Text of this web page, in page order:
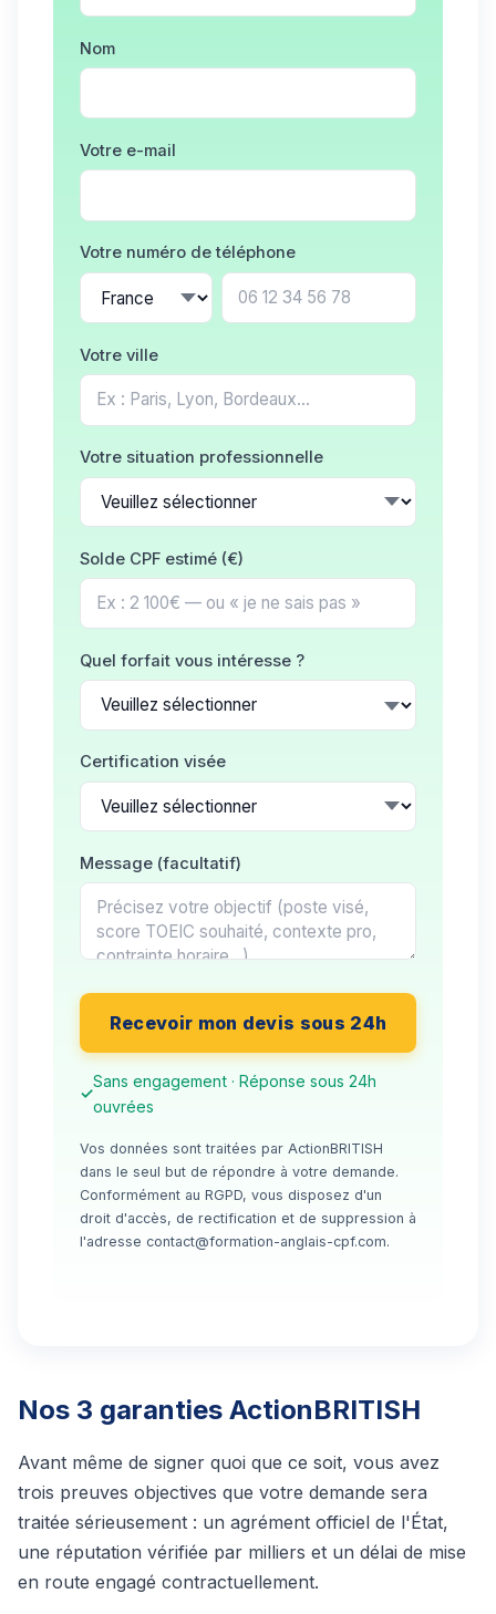
Nom
Votre e-mail
Votre numéro de téléphone
Votre ville
Votre situation professionnelle
Solde CPF estimé (€)
Quel forfait vous intéresse ?
Certification visée
Message (facultatif)
Recevoir mon devis sous 24h
Sans engagement · Réponse sous 24h
ouvrées
Vos données sont traitées par ActionBRITISH
dans le seul but de répondre à votre demande.
Conformément au RGPD, vous disposez d'un
droit d'accès, de rectification et de suppression à
l'adresse contact@formation-anglais-cpf.com.
Nos 3 garanties ActionBRITISH
Avant même de signer quoi que ce soit, vous avez
trois preuves objectives que votre demande sera
traitée sérieusement : un agrément officiel de l'État,
une réputation vérifiée par milliers et un délai de mise
en route engagé contractuellement.